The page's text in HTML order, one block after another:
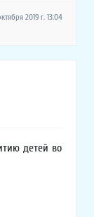
2019 г. 13:04
детей во